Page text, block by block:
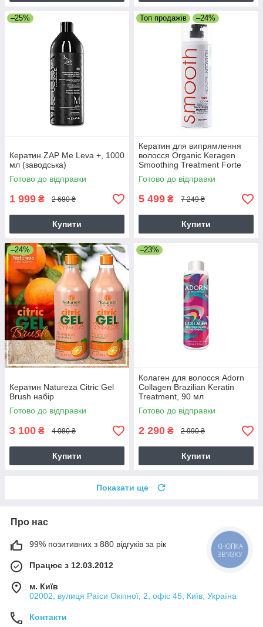
–25%
Кератин ZAP Me Leva +, 1000
мл (заводська)
Готово до відправки
1 999 ₴ 2 680 ₴
Купити
Топ продажів –24%
Кератин для випрямлення
волосся Organic Keragen
Smoothing Treatment Forte
4%, 946 мл
Готово до відправки
5 499 ₴ 7 249 ₴
Купити
–24%
Кератин Natureza Citric Gel
Brush набір
Готово до відправки
3 100 ₴ 4 080 ₴
Купити
–23%
Колаген для волосся Adorn
Collagen Brazilian Keratin
Treatment, 90 мл
Готово до відправки
2 290 ₴ 2 990 ₴
Купити
Показати ще
Про нас
99% позитивних з 880 відгуків за рік
Працює з 12.03.2012
м. Київ
02002, вулиця Раїси Окіпної, 2, офіс 45, Київ, Україна
Контакти